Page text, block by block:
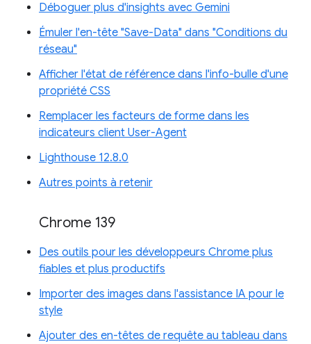
Déboguer plus d'insights avec Gemini
Émuler l'en-tête "Save-Data" dans "Conditions du
réseau"
Afficher l'état de référence dans l'info-bulle d'une
propriété CSS
Remplacer les facteurs de forme dans les
indicateurs client User-Agent
Lighthouse 12.8.0
Autres points à retenir
Chrome 139
Des outils pour les développeurs Chrome plus
fiables et plus productifs
Importer des images dans l'assistance IA pour le
style
Ajouter des en-têtes de requête au tableau dans